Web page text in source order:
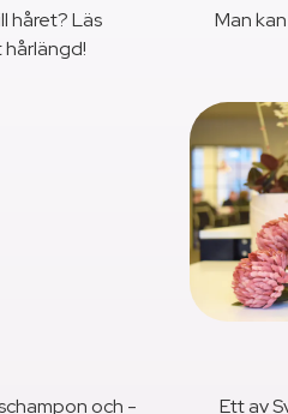
håret? Läs
Man
och -
Ett av